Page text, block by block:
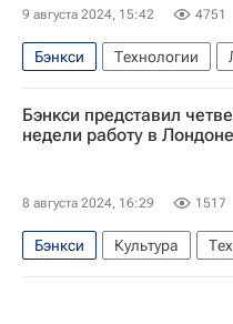
9 августа 2024, 15:42 4751
Бэнкси Технологии
Бэнкси представил
недели работу в Лондоне
8 августа 2024, 16:29 1517
Бэнкси Культура
Россия
В мире